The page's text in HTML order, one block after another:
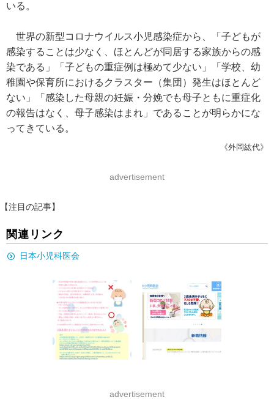
いる。
世界の新型コロナウイルス小児感染症から、「子どもが
感染することは少なく、ほとんどが同居する家族からの感
染である」「子どもの重症例は極めて少ない」「学校、幼
稚園や保育所におけるクラスター（集団）発生はほとんど
ない」「感染した母親の妊娠・分娩でも母子ともに重症化
の報告はなく、母子感染はまれ」であることが明らかにな
ってきている。
《外岡紘代》
advertisement
【注目の記事】
関連リンク
日本小児科医会
advertisement